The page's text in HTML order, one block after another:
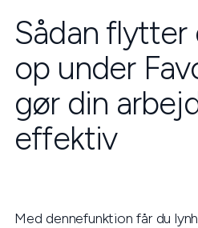
Sådan flytter
op under
gør din
effektiv
Med dennefunktion får du